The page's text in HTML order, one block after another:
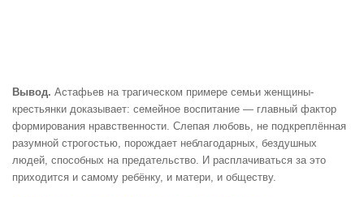
Вывод. Астафьев на трагическом примере семьи женщины-
крестьянки доказывает: семейное воспитание — главный фактор
формирования нравственности. Слепая любовь, не подкреплённая
разумной строгостью, порождает неблагодарных, бездушных
людей, способных на предательство. И расплачиваться за это
приходится и самому ребёнку, и матери, и обществу.